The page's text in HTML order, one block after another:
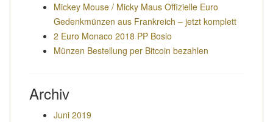
Mickey Mouse / Micky Maus Offizielle Euro
Gedenkmünzen aus Frankreich – jetzt komplett
2 Euro Monaco 2018 PP Bosio
Münzen Bestellung per Bitcoin bezahlen
Archiv
Juni 2019